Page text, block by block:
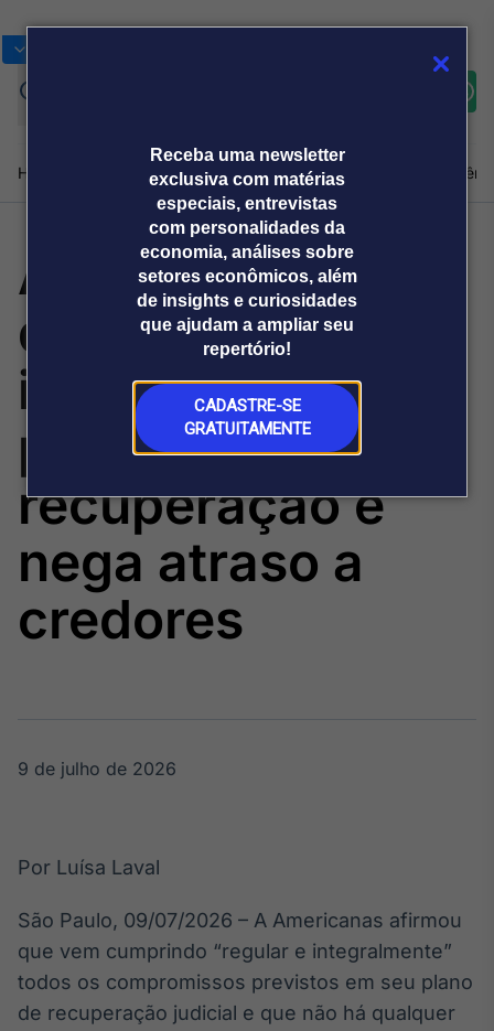
Receba uma newsletter
exclusiva com matérias
especiais, entrevistas
com personalidades da
economia, análises sobre
setores econômicos, além
de insights e curiosidades
que ajudam a ampliar seu
repertório!
CADASTRE-SE
GRATUITAMENTE
Home Produtos e soluçõesNotíciasBlogWeekend
Broadcast
Broadcast+
O mercado
financeiro em
tempo real
Broadcast
Agro
Tudo sobre o
agronegócio
no Brasil
Broadcast
White Label
Sobre nós Releases Broadcast
Prêmio Broadcast
Analistas
Prêmio Broadcast
Empresas
Agências de
comunicação
Releases
Americanas diz
que cumpre
integralmente
plano de
recuperação e
nega atraso a
credores
9 de julho de 2026
Por Luísa Laval
São Paulo, 09/07/2026 – A Americanas afirmou
que vem cumprindo “regular e integralmente”
todos os compromissos previstos em seu plano
de recuperação judicial e que não há qualquer